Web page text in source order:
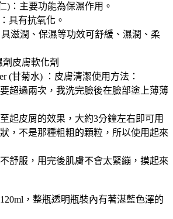
)：主要功能為保濕作用。
具有抗氧化。
具滋潤、保濕等功效可舒緩、濕潤、柔
劑皮膚軟化劑
(甘菊水) ：皮膚清潔使用方法：
超過兩次，我洗完臉後在臉部塗上薄薄
起皮屑的效果，大約3分鐘左右即可用
，不是那種粗粗的顆粒，所以使用起來
舒服，用完後肌膚不會太緊繃，摸起來
，整瓶透明瓶裝內有著湛藍色澤的